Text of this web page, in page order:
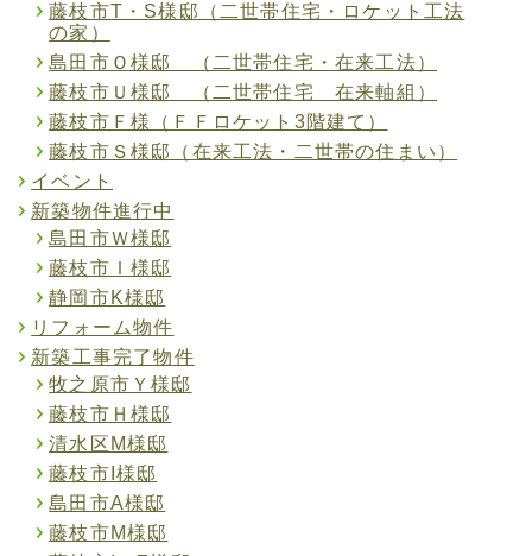
藤枝市T・S様邸（二世帯住宅・ロケット工法
の家）
島田市Ｏ様邸 （二世帯住宅・在来工法）
藤枝市Ｕ様邸 （二世帯住宅 在来軸組）
藤枝市Ｆ様（ＦＦロケット3階建て）
藤枝市Ｓ様邸（在来工法・二世帯の住まい）
イベント
新築物件進行中
島田市Ｗ様邸
藤枝市Ｉ様邸
静岡市K様邸
リフォーム物件
新築工事完了物件
牧之原市Ｙ様邸
藤枝市Ｈ様邸
清水区M様邸
藤枝市I様邸
島田市A様邸
藤枝市M様邸